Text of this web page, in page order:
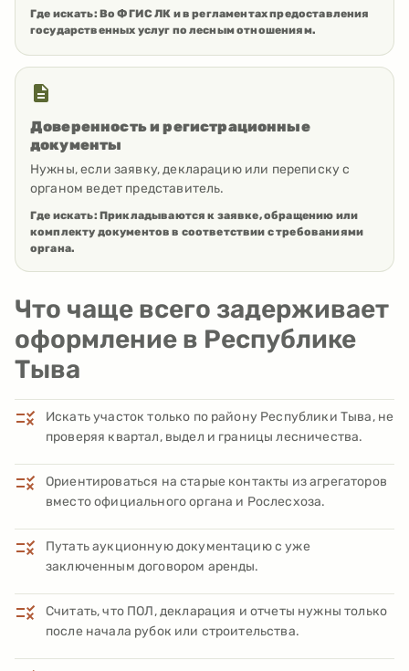
Где искать: Во ФГИС ЛК и в регламентах предоставления
государственных услуг по лесным отношениям.
Доверенность и регистрационные
документы
Нужны, если заявку, декларацию или переписку с
органом ведет представитель.
Где искать: Прикладываются к заявке, обращению или
комплекту документов в соответствии с требованиями
органа.
Что чаще всего задерживает
оформление в Республике
Тыва
Искать участок только по району Республики Тыва, не
проверяя квартал, выдел и границы лесничества.
Ориентироваться на старые контакты из агрегаторов
вместо официального органа и Рослесхоза.
Путать аукционную документацию с уже
заключенным договором аренды.
Считать, что ПОЛ, декларация и отчеты нужны только
после начала рубок или строительства.